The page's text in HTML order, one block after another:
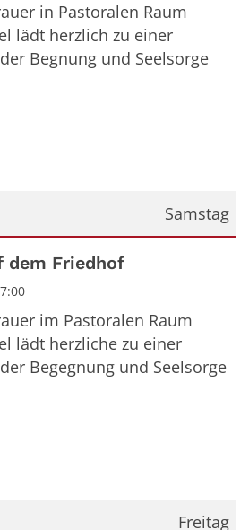
in Pastoralen Raum
lädt herzlich zu einer
Begnung und Seelsorge
Samstag
2026
dem Friedhof
im Pastoralen Raum
lädt herzliche zu einer
Begegnung und Seelsorge
Freitag